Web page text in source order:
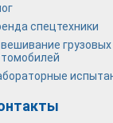
спецтехники
грузовых